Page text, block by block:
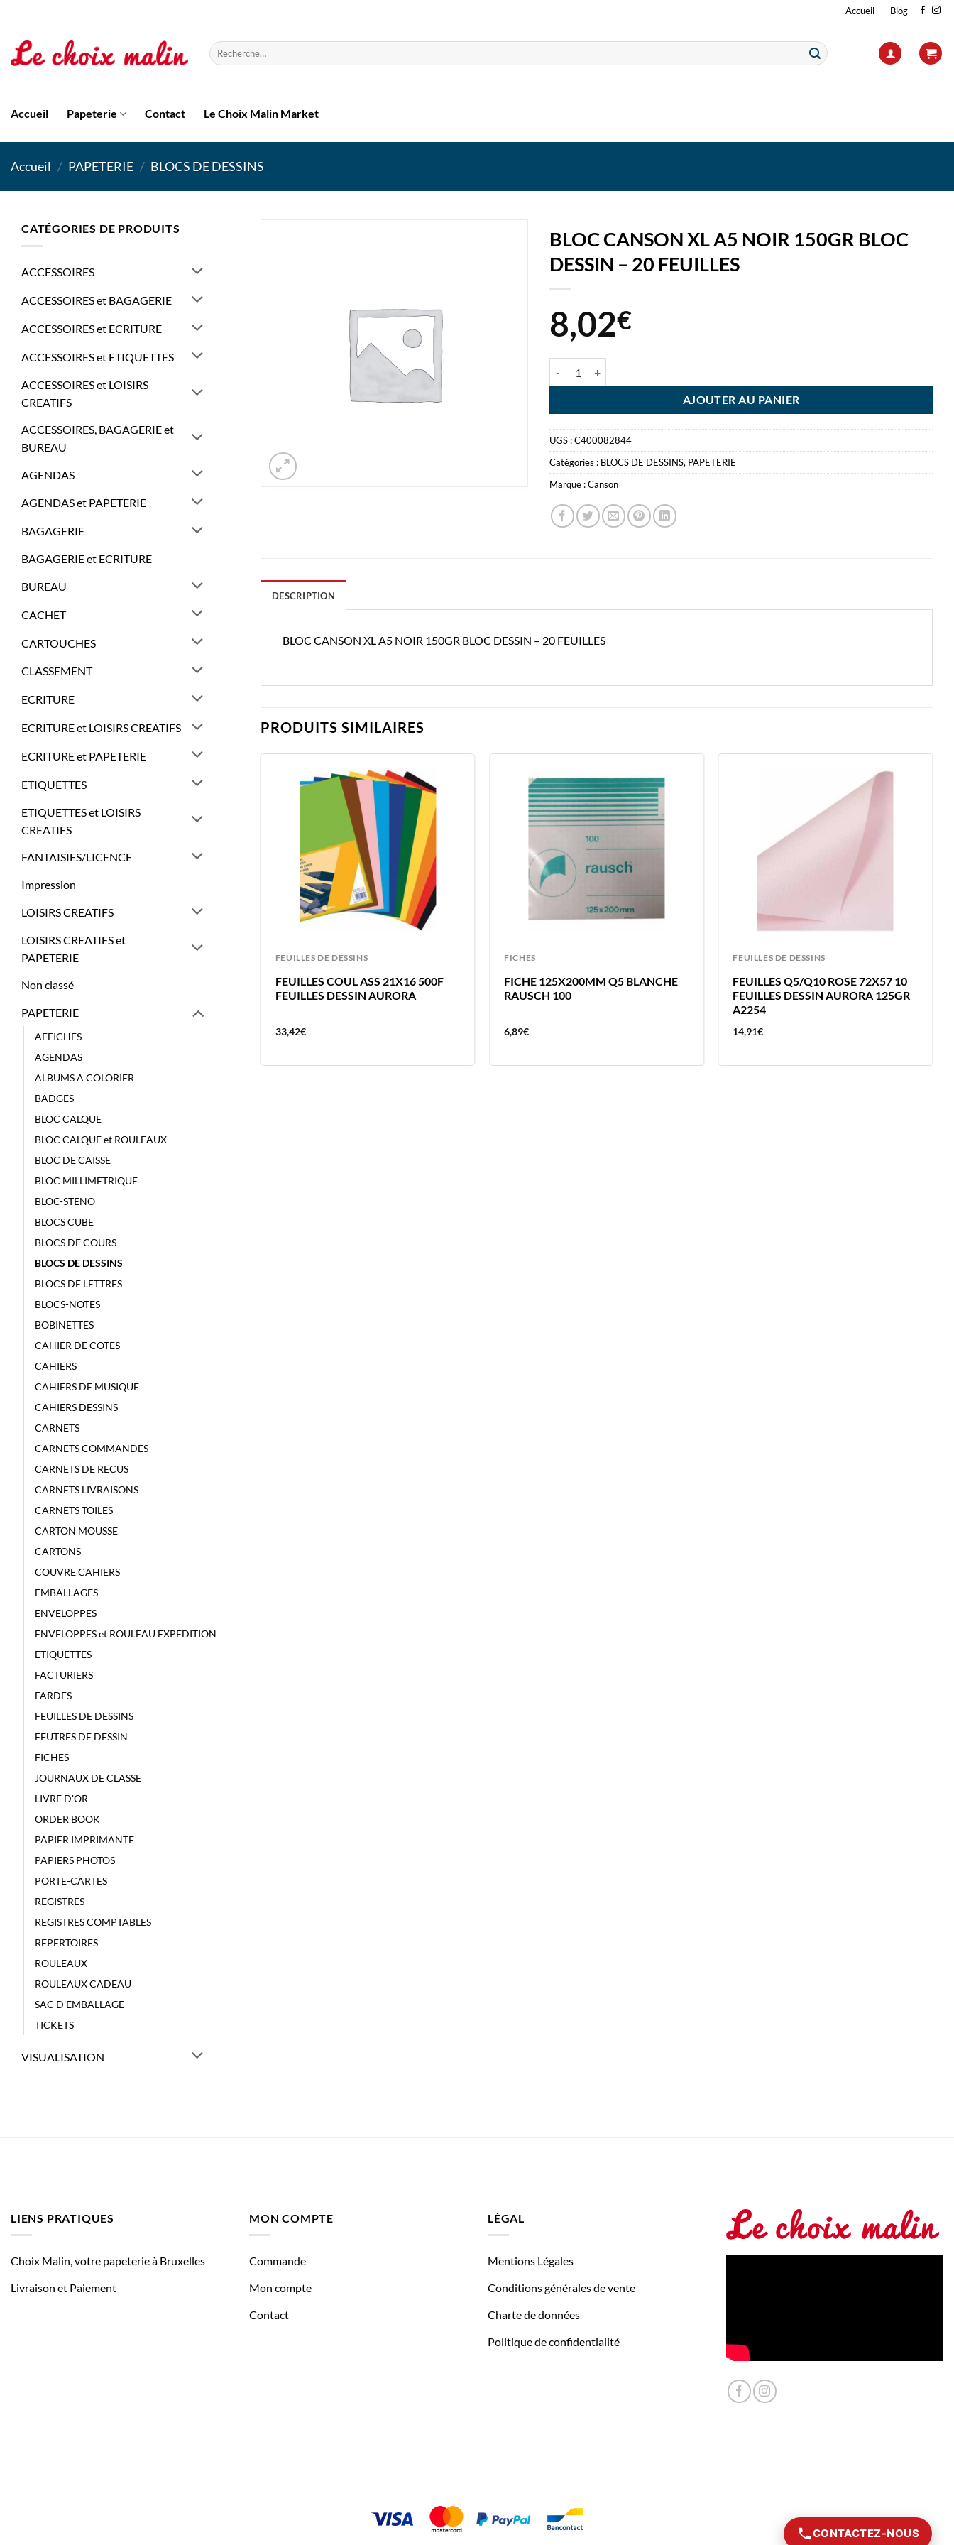
contenu
Accueil Blog
Recherche
pour :
Accueil Papeterie Contact Le Choix Malin Market
Accueil / PAPETERIE / BLOCS DE DESSINS
CATÉGORIES DE PRODUITS
ACCESSOIRES
ACCESSOIRES et BAGAGERIE
ACCESSOIRES et ECRITURE
ACCESSOIRES et ETIQUETTES
ACCESSOIRES et LOISIRS
CREATIFS
ACCESSOIRES, BAGAGERIE et
BUREAU
AGENDAS
AGENDAS et PAPETERIE
BAGAGERIE
BAGAGERIE et ECRITURE
BUREAU
CACHET
CARTOUCHES
CLASSEMENT
ECRITURE
ECRITURE et LOISIRS CREATIFS
ECRITURE et PAPETERIE
ETIQUETTES
ETIQUETTES et LOISIRS
CREATIFS
FANTAISIES/LICENCE
Impression
LOISIRS CREATIFS
LOISIRS CREATIFS et
PAPETERIE
Non classé
PAPETERIE
AFFICHES
AGENDAS
ALBUMS A COLORIER
BADGES
BLOC CALQUE
BLOC CALQUE et ROULEAUX
BLOC DE CAISSE
BLOC MILLIMETRIQUE
BLOC-STENO
BLOCS CUBE
BLOCS DE COURS
BLOCS DE DESSINS
BLOCS DE LETTRES
BLOCS-NOTES
BOBINETTES
CAHIER DE COTES
CAHIERS
CAHIERS DE MUSIQUE
CAHIERS DESSINS
CARNETS
CARNETS COMMANDES
CARNETS DE RECUS
CARNETS LIVRAISONS
CARNETS TOILES
CARTON MOUSSE
CARTONS
COUVRE CAHIERS
EMBALLAGES
ENVELOPPES
ENVELOPPES et ROULEAU EXPEDITION
ETIQUETTES
FACTURIERS
FARDES
FEUILLES DE DESSINS
FEUTRES DE DESSIN
FICHES
JOURNAUX DE CLASSE
LIVRE D'OR
ORDER BOOK
PAPIER IMPRIMANTE
PAPIERS PHOTOS
PORTE-CARTES
REGISTRES
REGISTRES COMPTABLES
REPERTOIRES
ROULEAUX
ROULEAUX CADEAU
SAC D'EMBALLAGE
TICKETS
VISUALISATION
BLOC CANSON XL A5 NOIR 150GR BLOC
DESSIN – 20 FEUILLES
8,02€
AJOUTER AU PANIER
UGS :C400082844
Catégories : BLOCS DE DESSINS, PAPETERIE
Marque :Canson
DESCRIPTION
BLOC CANSON XL A5 NOIR 150GR BLOC DESSIN – 20 FEUILLES
PRODUITS SIMILAIRES
FEUILLES DE DESSINS
FEUILLES COUL ASS 21X16 500F
FEUILLES DESSIN AURORA
33,42€
FICHES
FICHE 125X200MM Q5 BLANCHE
RAUSCH 100
6,89€
FEUILLES DE DESSINS
FEUILLES Q5/Q10 ROSE 72X57 10
FEUILLES DESSIN AURORA 125GR
A2254
14,91€
CARNETS DE RECUS
CARNET RECUS 9X21
RAUSCH
5,03 €
LIENS PRATIQUES
Choix Malin, votre papeterie à Bruxelles
Livraison et Paiement
MON COMPTE
Commande
Mon compte
Contact
LÉGAL
Mentions Légales
Conditions générales de vente
Charte de données
Politique de confidentialité
CONTACTEZ-NOUS